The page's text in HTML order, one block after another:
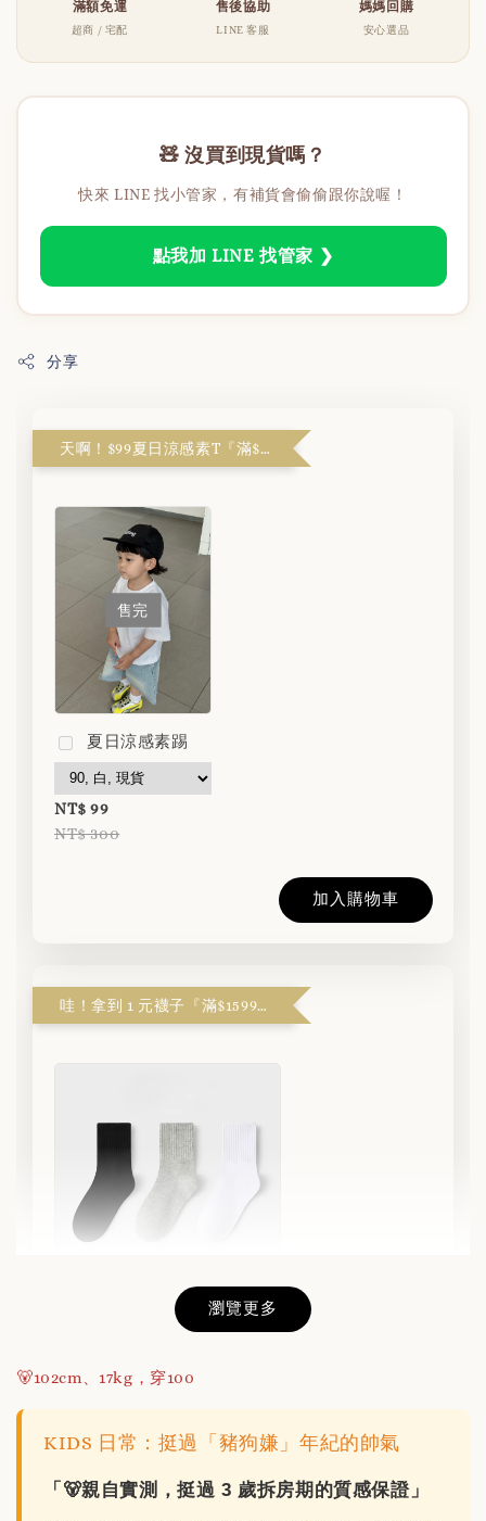
滿額免運
超商 / 宅配
售後協助
LINE 客服
媽媽回購
安心選品
🧸 沒買到現貨嗎？
快來 LINE 找小管家，有補貨會偷偷跟你說喔！
點我加 LINE 找管家 ❯
分享
天啊！$99夏日涼感素T『滿$1999解鎖』
售完
夏日涼感素踢
NT$ 99
NT$ 300
加入購物車
哇！拿到 1 元襪子『滿$1599解鎖』
不滑落的羅紋短襪(3色/組)
NT$ 1
加入購物車
瀏覽更多
🐻102cm、17kg，穿100
KIDS 日常：挺過「豬狗嫌」年紀的帥氣
「🐻親自實測，挺過 3 歲拆房期的質感保證」